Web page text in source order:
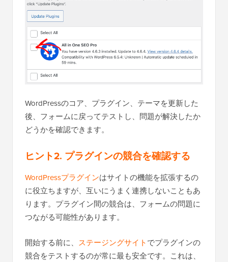
WordPressのコア、プラグイン、テーマを更新した
後、フォームに戻ってテストし、問題が解決したか
どうかを確認できます。
ヒント2. プラグインの競合を確認する
WordPressプラグインはサイトの機能を拡張するの
に役立ちますが、互いにうまく連携しないこともあ
ります。プラグイン間の競合は、フォームの問題に
つながる可能性があります。
開始する前に、 ステージングサイトでプラグインの
競合をテストするのが常に最も安全です。これは、